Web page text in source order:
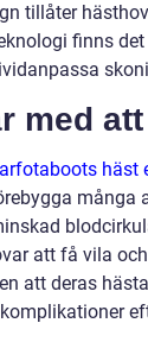
tillåter
finns
med
häst
många
att få vila
att deras